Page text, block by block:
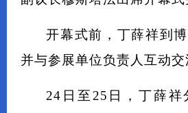
开幕式前，丁薛祥到
并与参展单位负责人互动交
24日至25日，丁薛祥